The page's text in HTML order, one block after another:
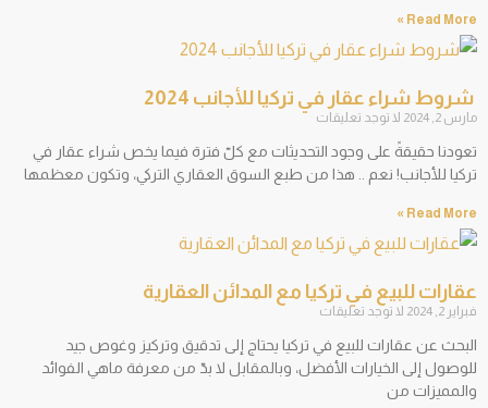
Read More »
شروط شراء عقار في تركيا للأجانب 2024
مارس 2, 2024 لا توجد تعليقات
تعودنا حقيقةً على وجود التحديثات مع كلّ فترة فيما يخص شراء عقار في
تركيا للأجانب! نعم .. هذا من طبع السوق العقاري التركي، وتكون معظمها
Read More »
عقارات للبيع في تركيا مع المدائن العقارية
فبراير 2, 2024 لا توجد تعليقات
البحث عن عقارات للبيع في تركيا يحتاج إلى تدقيق وتركيز وغوص جيد
للوصول إلى الخيارات الأفضل، وبالمقابل لا بدّ من معرفة ماهي الفوائد
والمميزات من